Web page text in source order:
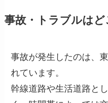
事故・トラブルはど
事故が発生したのは、
れています。
幹線道路や生活道路と